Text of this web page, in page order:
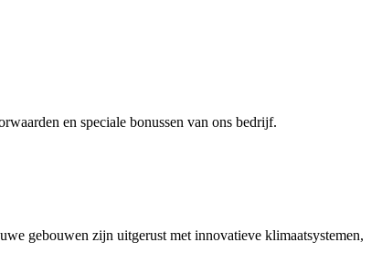
en speciale bonussen van ons bedrijf.
gebouwen zijn uitgerust met innovatieve klimaatsystemen,